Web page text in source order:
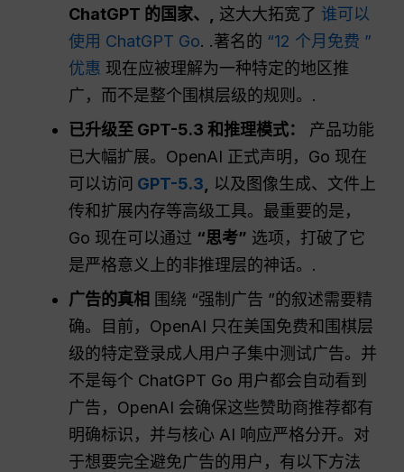
ChatGPT 的国家、,
这大大拓宽了 谁可以
使用 ChatGPT Go. .著名的 “12 个月免费 ”
优惠 现在应被理解为一种特定的地区推
广，而不是整个围棋层级的规则。.
已升级至 GPT-5.3 和推理模式：
产品功能
已大幅扩展。OpenAI 正式声明，Go 现在
可以访问 GPT-5.3
以及图像生成、文件上
传和扩展内存等高级工具。最重要的是，
Go 现在可以通过 “思考” 选项，打破了它
是严格意义上的非推理层的神话。.
广告的真相 围绕 “强制广告 ”的叙述需要精
确。目前，OpenAI 只在美国免费和围棋层
级的特定登录成人用户子集中测试广告。并
不是每个 ChatGPT Go 用户都会自动看到
广告，OpenAI 会确保这些赞助商推荐都有
明确标识，并与核心 AI 响应严格分开。对
于想要完全避免广告的用户，有以下方法